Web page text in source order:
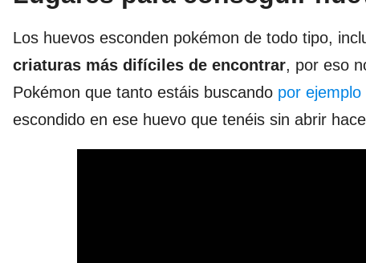
Los huevos esconden pokémon de todo tipo,
criaturas más difíciles de encontrar, por eso
Pokémon que tanto estáis buscando por ejemplo
escondido en ese huevo que tenéis sin abrir